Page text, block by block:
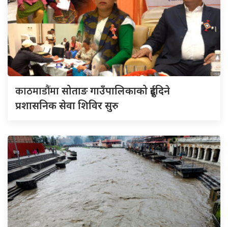
काठमाडौंमासोताङ गाउँपालिकाको दुईदिने
प्रशासनिक सेवा शिविर सुरु